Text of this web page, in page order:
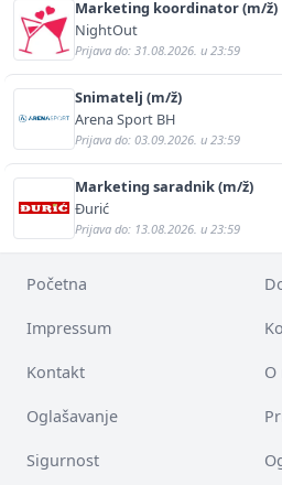
Marketing koordinator (m/ž)
NightOut
Prijava do: 31.08.2026. u 23:59
Snimatelj (m/ž)
Arena Sport BH
Prijava do: 03.09.2026. u 23:59
Marketing saradnik (m/ž)
Đurić
Prijava do: 13.08.2026. u 23:59
Početna
Impressum
Kontakt O
Oglašavanje
Sigurnost